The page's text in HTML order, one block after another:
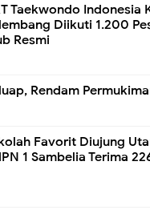
Taekwondo Indonesia
Diikuti 1.200
Resmi
Rendam
Favorit Diujung
1 Sambelia Terima